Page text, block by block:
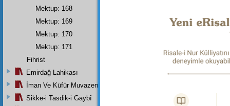
Dipnot-1
Her
"Hiçbir
lâyık
Dipnot-3
Mektup: 168
Mektup: 169
Mektup: 170
Mektup: 171
Fihrist
Emirdağ Lahikası
İman Ve Küfür Muvazeneleri
Sikke-i Tasdik-i Gaybî